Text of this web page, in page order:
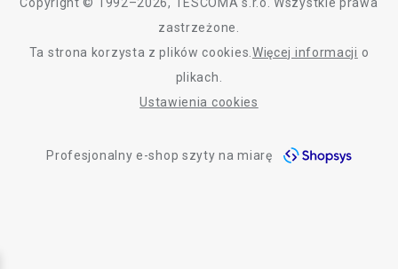
Graficzne oznaczenie produktów
Polityka prywatności
Copyright © 1992–2026, TESCOMA s.r.o. Wszystkie prawa
zastrzeżone.
Ta strona korzysta z plików cookies.Więcej informacji o
plikach.
Ustawienia cookies
Profesjonalny e-shop szyty na miarę